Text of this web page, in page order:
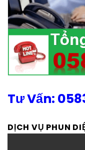
Tư Vấn:
DỊCH VỤ PHUN